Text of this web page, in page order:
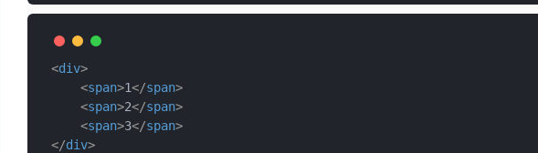
<div>
<span>1</span>
<span>2</span>
<span>3</span>
</div>